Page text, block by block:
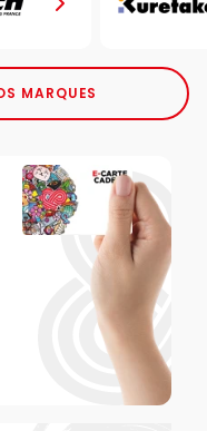
MARQUES